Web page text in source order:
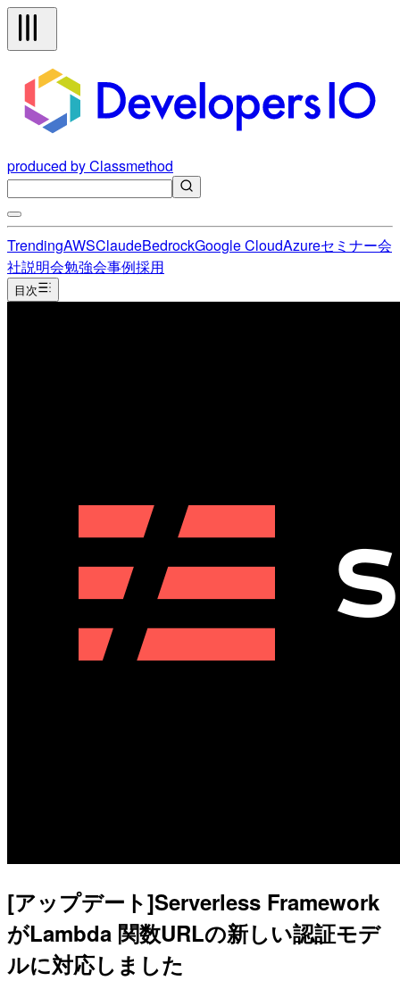
produced by Classmethod
TrendingAWSClaudeBedrockGoogle CloudAzureセミナー会
社説明会勉強会事例採用
目次
[アップデート]Serverless Framework
がLambda 関数URLの新しい認証モデ
ルに対応しました